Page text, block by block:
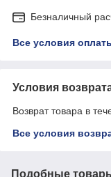
Безналичный
Все условия
Условия
Возврат товара в
Все условия
Подобные